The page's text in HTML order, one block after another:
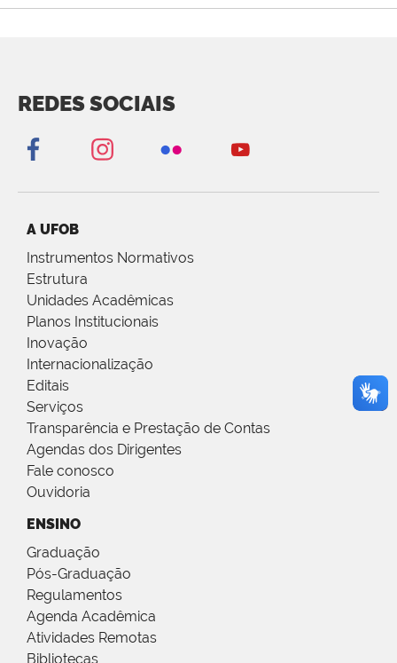
REDES SOCIAIS
A UFOB
Instrumentos Normativos
Estrutura
Unidades Acadêmicas
Planos Institucionais
Inovação
Internacionalização
Editais
Serviços
Transparência e Prestação de Contas
Agendas dos Dirigentes
Fale conosco
Ouvidoria
ENSINO
Graduação
Pós-Graduação
Regulamentos
Agenda Acadêmica
Atividades Remotas
Bibliotecas